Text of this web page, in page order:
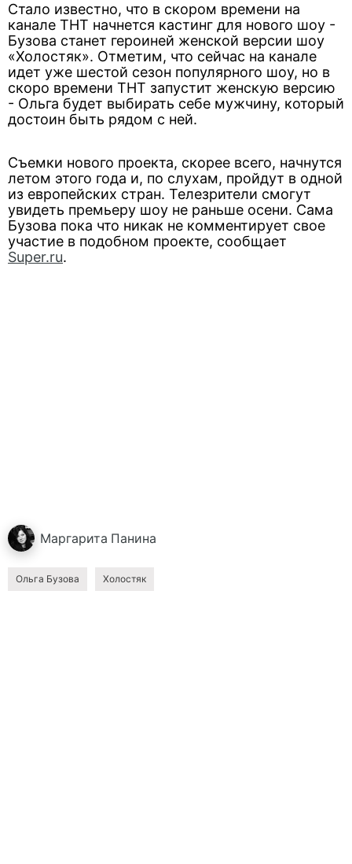
Стало известно, что в скором времени на
канале ТНТ начнется кастинг для нового шоу -
Бузова станет героиней женской версии шоу
«Холостяк». Отметим, что сейчас на канале
идет уже шестой сезон популярного шоу, но в
скоро времени ТНТ запустит женскую версию
- Ольга будет выбирать себе мужчину, который
достоин быть рядом с ней.
Съемки нового проекта, скорее всего, начнутся
летом этого года и, по слухам, пройдут в одной
из европейских стран. Телезрители смогут
увидеть премьеру шоу не раньше осени. Сама
Бузова пока что никак не комментирует свое
участие в подобном проекте, сообщает
Super.ru.
Маргарита Панина
Ольга Бузова Холостяк